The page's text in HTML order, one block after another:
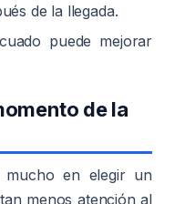
de la llegada.
puede mejorar
de la
mucho en elegir un
menos atención al